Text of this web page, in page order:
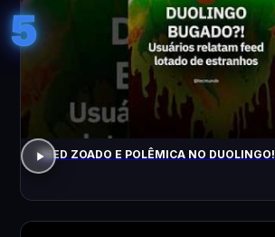
5
FEED ZOADO E POLÊMICA NO DUOLINGO!